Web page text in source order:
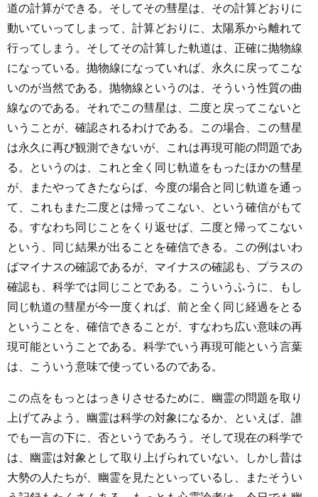
道の計算ができる。そしてその彗星は、その計算どおりに
動いていってしまって、計算どおりに、太陽系から離れて
行ってしまう。そしてその計算した軌道は、正確に抛物線
になっている。抛物線になっていれば、永久に戻ってこな
いのが当然である。抛物線というのは、そういう性質の曲
線なのである。それでこの彗星は、二度と戻ってこないと
いうことが、確認されるわけである。この場合、この彗星
は永久に再び観測できないが、これは再現可能の問題であ
る。というのは、これと全く同じ軌道をもったほかの彗星
が、またやってきたならば、今度の場合と同じ軌道を通っ
て、これもまた二度とは帰ってこない、という確信がもて
る。すなわち同じことをくり返せば、二度と帰ってこない
という、同じ結果が出ることを確信できる。この例はいわ
ばマイナスの確認であるが、マイナスの確認も、プラスの
確認も、科学では同じことである。こういうふうに、もし
同じ軌道の彗星が今一度くれば、前と全く同じ経過をとる
ということを、確信できることが、すなわち広い意味の再
現可能ということである。科学でいう再現可能という言葉
は、こういう意味で使っているのである。
この点をもっとはっきりさせるために、幽霊の問題を取り
上げてみよう。幽霊は科学の対象になるか、といえば、誰
でも一言の下に、否というであろう。そして現在の科学で
は、幽霊は対象として取り上げられていない。しかし昔は
大勢の人たちが、幽霊を見たといっているし、またそうい